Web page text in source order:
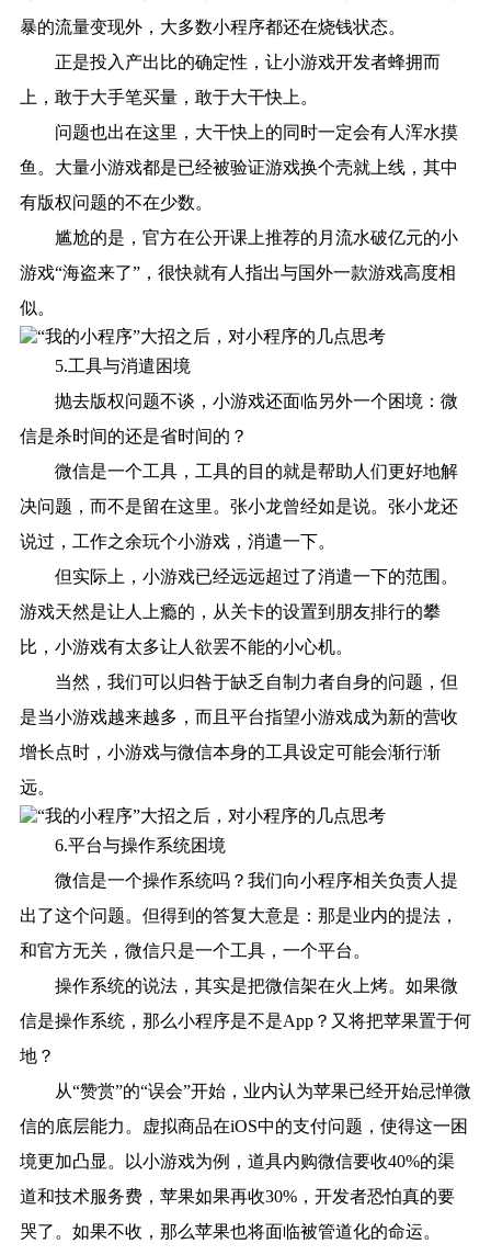
暴的流量变现外，大多数小程序都还在烧钱状态。
正是投入产出比的确定性，让小游戏开发者蜂拥而
上，敢于大手笔买量，敢于大干快上。
问题也出在这里，大干快上的同时一定会有人浑水摸
鱼。大量小游戏都是已经被验证游戏换个壳就上线，其中
有版权问题的不在少数。
尴尬的是，官方在公开课上推荐的月流水破亿元的小
游戏“海盗来了”，很快就有人指出与国外一款游戏高度相
似。
5.工具与消遣困境
抛去版权问题不谈，小游戏还面临另外一个困境：微
信是杀时间的还是省时间的？
微信是一个工具，工具的目的就是帮助人们更好地解
决问题，而不是留在这里。张小龙曾经如是说。张小龙还
说过，工作之余玩个小游戏，消遣一下。
但实际上，小游戏已经远远超过了消遣一下的范围。
游戏天然是让人上瘾的，从关卡的设置到朋友排行的攀
比，小游戏有太多让人欲罢不能的小心机。
当然，我们可以归咎于缺乏自制力者自身的问题，但
是当小游戏越来越多，而且平台指望小游戏成为新的营收
增长点时，小游戏与微信本身的工具设定可能会渐行渐
远。
6.平台与操作系统困境
微信是一个操作系统吗？我们向小程序相关负责人提
出了这个问题。但得到的答复大意是：那是业内的提法，
和官方无关，微信只是一个工具，一个平台。
操作系统的说法，其实是把微信架在火上烤。如果微
信是操作系统，那么小程序是不是App？又将把苹果置于何
地？
从“赞赏”的“误会”开始，业内认为苹果已经开始忌惮微
信的底层能力。虚拟商品在iOS中的支付问题，使得这一困
境更加凸显。以小游戏为例，道具内购微信要收40%的渠
道和技术服务费，苹果如果再收30%，开发者恐怕真的要
哭了。如果不收，那么苹果也将面临被管道化的命运。